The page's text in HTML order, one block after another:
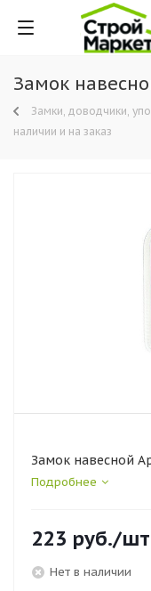
Замок
Замки, доводчики,
наличии и на заказ
Замок навесной
Подробнее
223 руб./шт
Нет в наличии